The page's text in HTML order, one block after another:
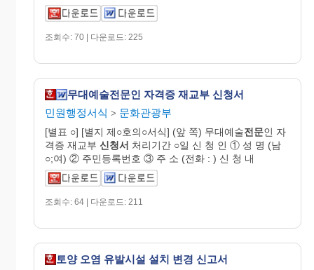
조회수: 70 | 다운로드: 225
무대예술전문인 자격증 재교부 신청서
민원행정서식 > 문화관광부
[별표 ○] [별지 제○호의○서식] (앞 쪽) 무대예술전문인 자
격증 재교부 신청서 처리기간 ○일 신 청 인 ① 성 명 (남
○;여) ② 주민등록번호 ③ 주 소 (전화 : ) 신 청 내
조회수: 64 | 다운로드: 211
토양 오염 유발시설 설치 변경 신고서